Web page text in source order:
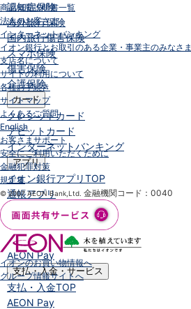
認知症保険
海外旅行保険
国内旅行傷害保険
スマホ保険
傷害保険
介護保険
カード
クレジットカード
デビットカード
インターネットバンキング
アプリ
イオン銀行アプリTOP
通帳アプリ
イオン銀行PayB
イオングループアプリ
iAEON
AEON Pay
支払・入金・サービス
支払・入金TOP
AEON Pay
商品概要説明書一覧
法人のお客さま
インターネットバンキング
イオン銀行とお取引のある企業・事業主のみなさま
支店名について
サイトの利用について
各種お手続き
サイトマップ
よくあるご質問
English
お客さまサポート
安全にご利用いただくために
金融犯罪対策
規定集
© 2007 AEON Bank,Ltd. 金融機関コード：0040
イオンのお買い物情報へ
グループ情報サイトへ